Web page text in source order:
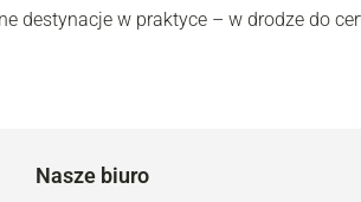
destynacje w praktyce – w drodze do
Nasze biuro